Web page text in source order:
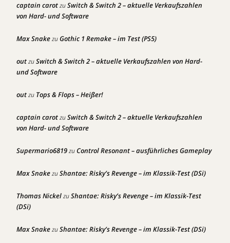
captain carotzuSwitch & Switch 2 – aktuelle Verkaufszahlen
von Hard- und Software
Max SnakezuGothic 1 Remake – im Test (PS5)
outzuSwitch & Switch 2 – aktuelle Verkaufszahlen von Hard-
und Software
outzu Tops & Flops – Heißer!
captain carotzuSwitch & Switch 2 – aktuelle Verkaufszahlen
von Hard- und Software
Supermario6819zuControl Resonant – ausführliches Gameplay
Max SnakezuShantae: Risky’s Revenge – im Klassik-Test (DSi)
Thomas NickelzuShantae: Risky’s Revenge – im Klassik-Test
(DSi)
Max SnakezuShantae: Risky’s Revenge – im Klassik-Test (DSi)